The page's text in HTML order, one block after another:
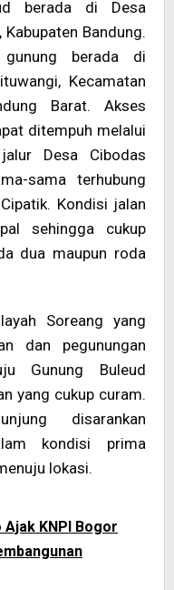
berada di Desa
Bandung.
berada di
Kecamatan
Barat. Akses
ditempuh melalui
Desa Cibodas
sama terhubung
Kondisi jalan
sehingga cukup
dua maupun roda
Soreang yang
dan pegunungan
Gunung Buleud
yang cukup curam.
disarankan
kondisi prima
lokasi.
Ajak KNPI Bogor